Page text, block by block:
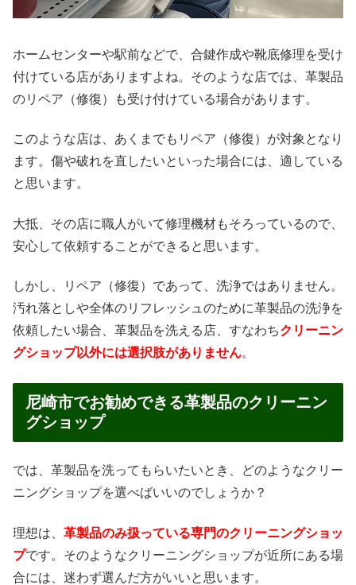
ホームセンターや駅前などで、合鍵作成や靴底修理を受け
付けている店がありますよね。そのような店では、革製品
のリペア（修復）も受け付けている場合があります。
このような店は、あくまでもリペア（修復）が対象となり
ます。傷や破れを直したいといった場合には、適している
と思います。
大抵、その店に職人がいて修理機材もそろっているので、
安心して依頼することができると思います。
しかし、リペア（修復）であって、洗浄ではありません。
汚れ落としや全体のリフレッシュのために革製品の洗浄を
依頼したい場合、革製品を洗える店、すなわちクリーニン
グショップ以外には選択肢がありません。
尼崎市でお勧めできる革製品のクリーニン
グショップ
では、革製品を洗ってもらいたいとき、どのようなクリー
ニングショップを選べばいいのでしょうか？
理想は、 革製品のみ扱っている専門のクリーニングショッ
プです。そのようなクリーニングショップが近所にある場
合には、迷わず選んだ方がいいと思います。